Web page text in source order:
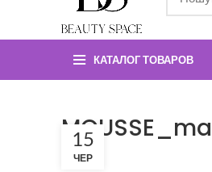
КАТАЛОГ ТОВАРОВ
15
ЧЕР